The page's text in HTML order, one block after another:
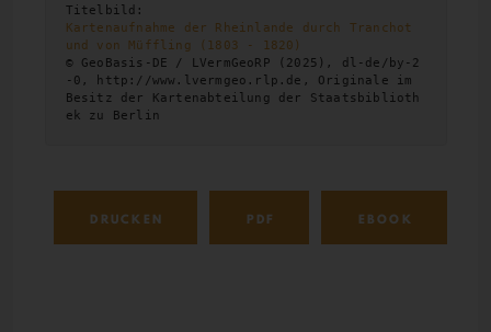
Titelbild:
Kartenaufnahme der Rheinlande durch Tranchot
und von Müffling (1803 - 1820)
© GeoBasis-DE / LVermGeoRP (2025), dl-de/by-2
-0, http://www.lvermgeo.rlp.de, Originale im
Besitz der Kartenabteilung der Staatsbiblioth
ek zu Berlin
DRUCKEN PDF EBOOK